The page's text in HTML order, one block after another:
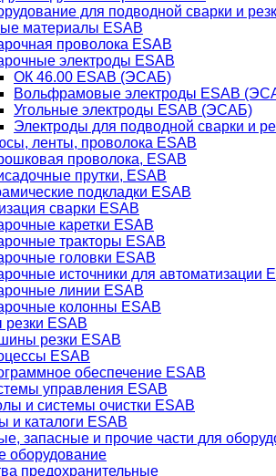
для подводной сварки и
материалы ESAB
проволока ESAB
электроды ESAB
ОК 46.00 ESAB (ЭСАБ)
Вольфрамовые электроды ESAB
Угольные электроды ESAB (ЭСАБ)
Электроды для подводной сварки и
ленты, проволока ESAB
проволока, ESAB
прутки, ESAB
подкладки ESAB
сварки ESAB
каретки ESAB
тракторы ESAB
головки ESAB
источники для автоматизации
линии ESAB
колонны ESAB
ESAB
резки ESAB
ESAB
обеспечение ESAB
управления ESAB
и системы очистки ESAB
и каталоги ESAB
запасные и прочие части для
оборудование
предохранительные